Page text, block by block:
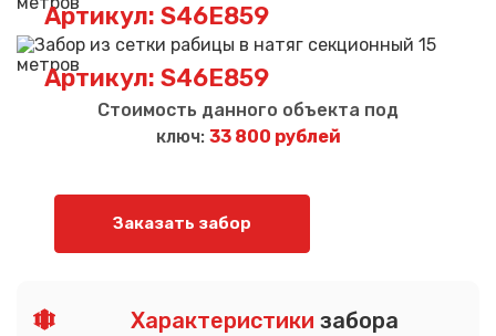
Артикул: S46E859
Артикул: S46E859
Стоимость данного объекта под
ключ: 33 800 рублей
Заказать забор
Характеристики забора